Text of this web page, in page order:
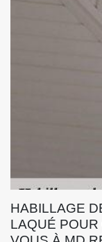
HABILLAGE
LAQUÉ